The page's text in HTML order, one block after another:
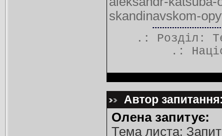
skandinavskom-
.: Розділ:
.:
Автор
Олена запитує:
Тема листа: Запит